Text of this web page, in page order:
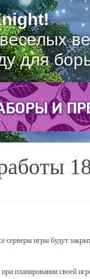
для
серверы игры будут
планировании своей